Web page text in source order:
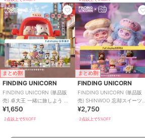
まとめ割
FINDING UNICORN
FINDING UNICORN (単品販
売) 卓大王 一緒に旅しよう ブ
ラインド
¥1,650
2点以上で5%OFF
まとめ割
FINDING UNICORN
FINDING UNICORN (単品販
売) SHINWOO 忘却スイーツハ
ウス ブラインド
¥2,750
2点以上で5%OFF